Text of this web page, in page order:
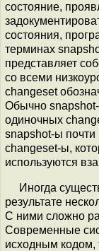
состояние,
состояния,
терминах
представляет
со всеми
changeset
Обычно
одиночных
snapshot-ы почти
changeset-ы,
используются
Иногда
результате
С ними сложно
Современные
исходным кодом,